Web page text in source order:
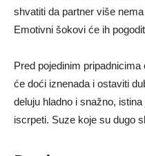
shvatiti da partner više
Emotivni šokovi će ih
Pred pojedinim
će doći iznenada i ostaviti
deluju hladno i snažno,
iscrpeti. Suze koje su dugo